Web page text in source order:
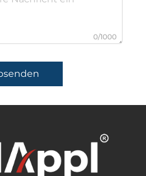
0/1000